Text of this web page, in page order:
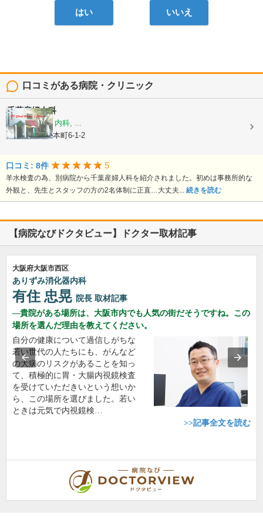
はい いいえ
口コミがある病院・クリニック
千葉産婦人科
産科, 婦人科, 内科, ...
大阪府豊中市本町6-1-2
口コミ: 8件 5
羊水検査の為、別病院から千葉産婦人科を紹介されました。初めは事務所的な
外観と、先生とスタッフの方の2名体制に正直…大丈夫... 続きを読む
【病院なびドクタビュー】ドクター取材記事
大阪府大阪市西区
ありずみ消化器内科
有住 忠晃 院長 取材記事
貴院がある場所は、大阪市内でも人気の街だそうですね。この
場所を選んだ理由を教えてください。
自分の健康について過信しがちな
若い世代の人たちにも、がんなど
の大病のリスクがあることを知っ
て、積極的に胃・大腸内視鏡検査
を受けていただきいという想いか
ら、この場所を選びました。若い
ときは元気で内視鏡検…
>>記事全文を読む